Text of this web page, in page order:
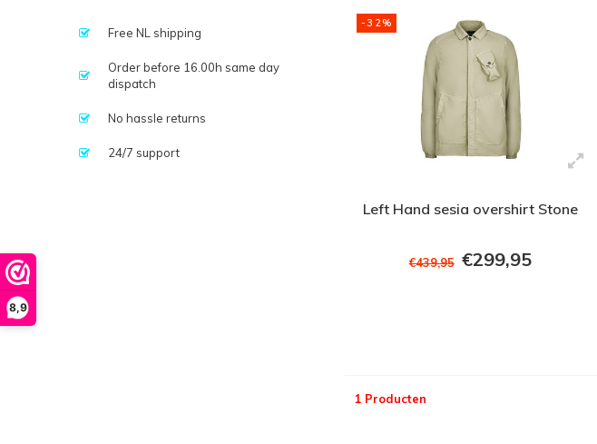
8,9
Free NL shipping
Order before 16.00h same day
dispatch
No hassle returns
24/7 support
-32%
Left Hand sesia overshirt Stone
€439,95 €299,95
1 Producten